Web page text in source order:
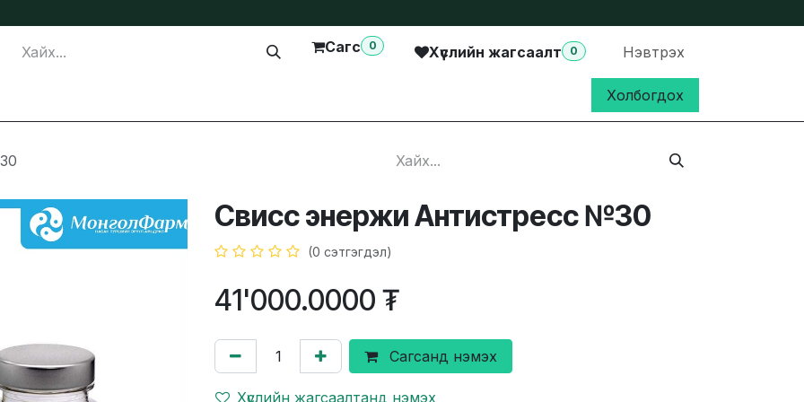
Сагс 0 Хүслийн жагсаалт 0 Нэвтрэх
Холбогдох
Свисс энержи Антистресс №30
(0 сэтгэгдэл)
41'000.0000 ₮
Сагсанд нэмэх
Хүслийн жагсаалтанд нэмэх